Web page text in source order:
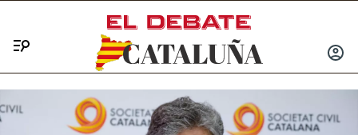
INICIAR